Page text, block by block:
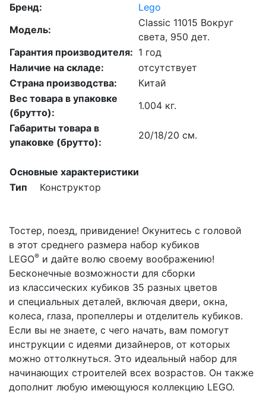
Тостер, поезд, привидение! Окунитесь с головой
в этот среднего размера набор кубиков
LEGO® и дайте волю своему воображению!
Бесконечные возможности для сборки
из классических кубиков 35 разных цветов
и специальных деталей, включая двери, окна,
колеса, глаза, пропеллеры и отделитель кубиков.
Если вы не знаете, с чего начать, вам помогут
инструкции с идеями дизайнеров, от которых
можно оттолкнуться. Это идеальный набор для
начинающих строителей всех возрастов. Он также
дополнит любую имеющуюся коллекцию LEGO.
Бренд:
Lego
Модель:
Classic 11015 Вокруг
света, 950 дет.
Гарантия производителя: 1 год
Наличие на складе:
отсутствует
Страна производства:
Китай
Вес товара в упаковке
(брутто):
1.004 кг.
Габариты товара в
упаковке (брутто):
20/18/20 см.
Основные характеристики
Тип
Конструктор